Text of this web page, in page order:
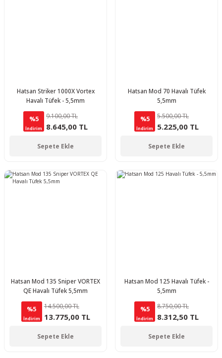
Hatsan Striker 1000X Vortex
Havalı Tüfek - 5,5mm
%5
İndirim
9.100,00 TL
8.645,00 TL
Sepete Ekle
Hatsan Mod 70 Havalı Tüfek
5,5mm
%5
İndirim
5.500,00 TL
5.225,00 TL
Sepete Ekle
Hatsan Mod 135 Sniper VORTEX
QE Havalı Tüfek 5,5mm
%5
İndirim
14.500,00 TL
13.775,00 TL
Sepete Ekle
Hatsan Mod 125 Havalı Tüfek -
5,5mm
%5
İndirim
8.750,00 TL
8.312,50 TL
Sepete Ekle